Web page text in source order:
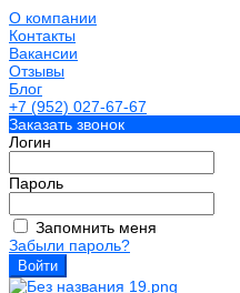
О компании
Контакты
Вакансии
Отзывы
Блог
+7 (952) 027-67-67
Заказать звонок
Логин
Пароль
Запомнить меня
Забыли пароль?